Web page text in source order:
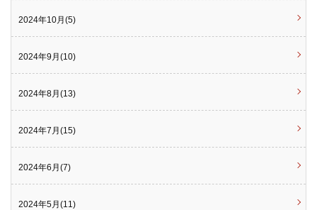
2024年10月(5)
2024年9月(10)
2024年8月(13)
2024年7月(15)
2024年6月(7)
2024年5月(11)